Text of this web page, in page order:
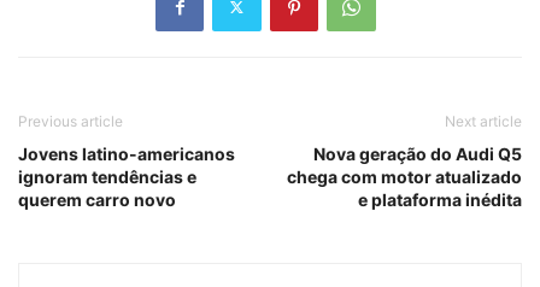
Previous article
Jovens latino-americanos
ignoram tendências e
querem carro novo
Next article
Nova geração do Audi Q5
chega com motor atualizado
e plataforma inédita